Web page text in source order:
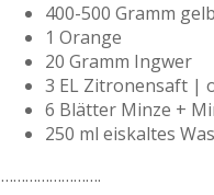
400-500 Gramm
1 Orange
20 Gramm Ingwer
3 EL Zitronensaft |
6 Blätter Minze +
250 ml eiskaltes
…………………….